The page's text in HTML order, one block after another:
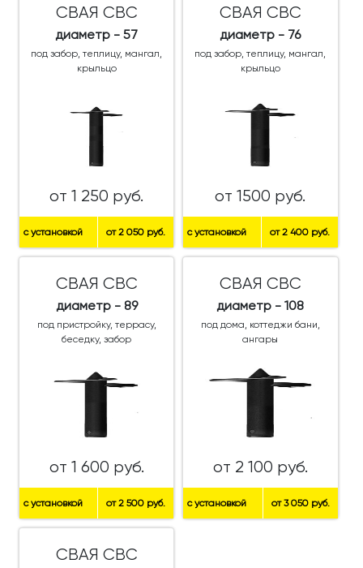
СВАЯ СВС
диаметр - 57
под забор, теплицу, мангал,
крыльцо
от 1 250 руб.
с установкой от 2 050 руб.
СВАЯ СВС
диаметр - 76
под забор, теплицу, мангал,
крыльцо
от 1500 руб.
с установкой от 2 400 руб.
СВАЯ СВС
диаметр - 89
под пристройку, террасу,
беседку, забор
от 1 600 руб.
с установкой от 2 500 руб.
СВАЯ СВС
диаметр - 108
под дома, коттеджи бани,
ангары
от 2 100 руб.
с установкой от 3 050 руб.
СВАЯ СВС